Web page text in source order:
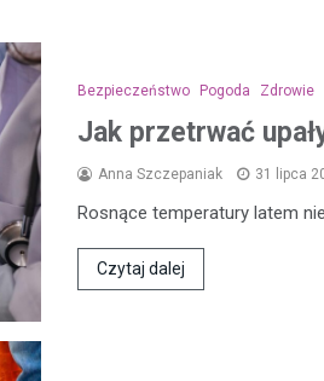
Bezpieczeństwo Pogoda Zdrowie
Jak przetrwać
Anna Szczepaniak 31 lipca
Rosnące temperatury latem
Czytaj dalej